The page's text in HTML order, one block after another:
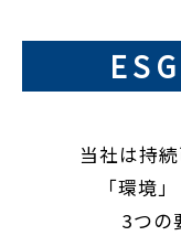
当社は持
「環境
3つの